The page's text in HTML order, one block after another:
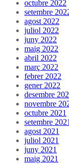
octubre 2022
setembre
agost 2022
juliol 2022
juny 2022
maig 2022
abril 2022
març 2022
febrer 2022
gener 2022
desembre
novembre
octubre 2021
setembre 2021
agost 2021
juliol 2021
juny 2021
maig 2021